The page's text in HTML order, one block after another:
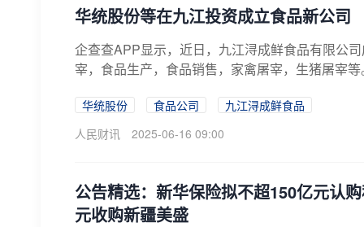
华统股份等在九江投资成立食品新公司
企查查APP显示，近日，九江浔成鲜食品有限公
宰，食品生产，食品销售，家禽屠宰，生猪屠宰
华统股份 食品公司
九江浔成鲜食品
人民财讯
2025-06-16 09:00
公告精选：新华保险拟不超150亿元认
元收购新疆美盛